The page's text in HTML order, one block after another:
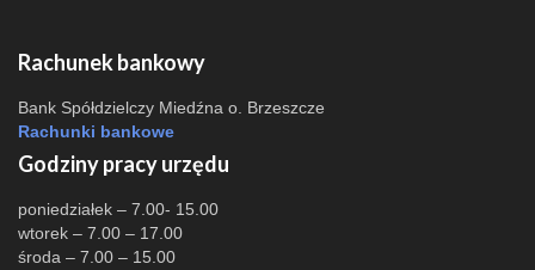
Rachunek bankowy
Bank Spółdzielczy Miedźna o. Brzeszcze
Rachunki bankowe
Godziny pracy urzędu
poniedziałek – 7.00- 15.00
wtorek – 7.00 – 17.00
środa – 7.00 – 15.00